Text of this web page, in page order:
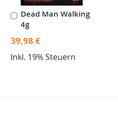
Dead Man Walking
4g
39,98 €
Inkl. 19% Steuern
In
den
Warenkorb